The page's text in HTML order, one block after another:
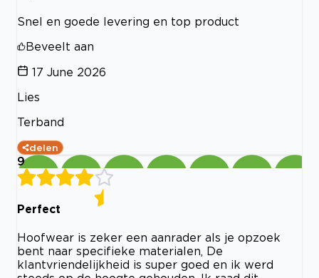
Snel en goede levering en top product
Beveelt aan
17 June 2026
Lies
Terband
delen
9
Perfect
Hoofwear is zeker een aanrader als je opzoek
bent naar specifieke materialen, De
klantvriendelijkheid is super goed en ik werd